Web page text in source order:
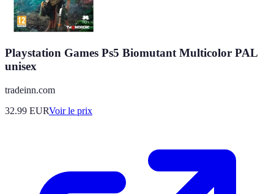
Playstation Games Ps5 Biomutant Multicolor PAL
unisex
tradeinn.com
32.99 EURVoir le prix